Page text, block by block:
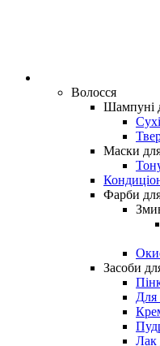
Волосся
Шампуні
Маски
Фарби
Засоби
Для
Лак